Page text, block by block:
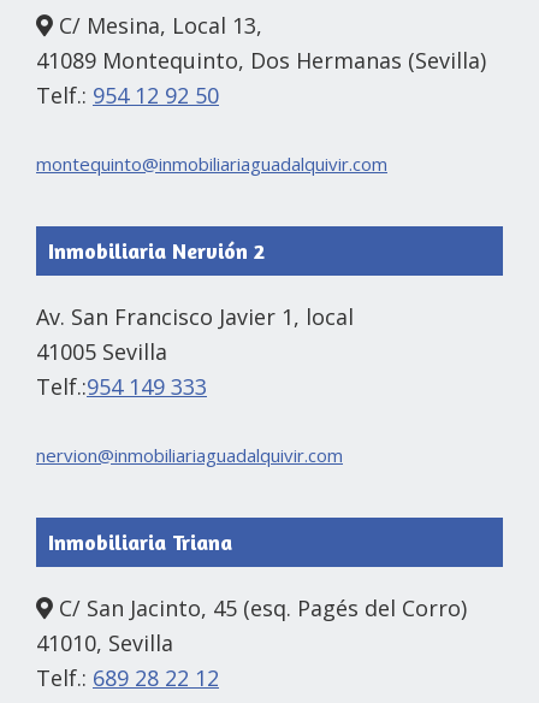
C/ Mesina, Local 13,
41089 Montequinto, Dos Hermanas (Sevilla)
Telf.: 954 12 92 50
montequinto@inmobiliariaguadalquivir.com
Inmobiliaria Nervión 2
Av. San Francisco Javier 1, local
41005 Sevilla
Telf.:954 149 333
nervion@inmobiliariaguadalquivir.com
Inmobiliaria Triana
C/ San Jacinto, 45 (esq. Pagés del Corro)
41010, Sevilla
Telf.: 689 28 22 12